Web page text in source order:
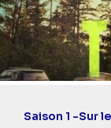
Saison 1 -Sur